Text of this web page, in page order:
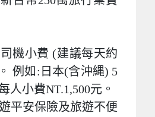
機小費 (建議每天約
例如:日本(含沖縄) 5
人小費NT.1,500元。
平安保險及旅遊不便